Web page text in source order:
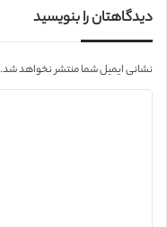
دیدگاهتان را بنویسید
نشانی ایمیل شما منتشر نخواهد شد.